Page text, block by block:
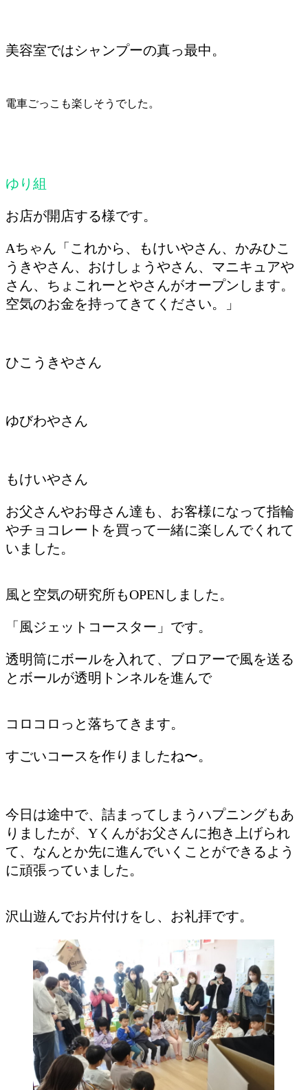
美容室ではシャンプーの真っ最中。
電車ごっこも楽しそうでした。
ゆり組
お店が開店する様です。
Aちゃん「これから、もけいやさん、かみひこ
うきやさん、おけしょうやさん、マニキュアや
さん、ちょこれーとやさんがオープンします。
空気のお金を持ってきてください。」
ひこうきやさん
ゆびわやさん
もけいやさん
お父さんやお母さん達も、お客様になって指輪
やチョコレートを買って一緒に楽しんでくれて
いました。
風と空気の研究所もOPENしました。
「風ジェットコースター」です。
透明筒にボールを入れて、ブロアーで風を送る
とボールが透明トンネルを進んで
コロコロっと落ちてきます。
すごいコースを作りましたね〜。
今日は途中で、詰まってしまうハプニングもあ
りましたが、Yくんがお父さんに抱き上げられ
て、なんとか先に進んでいくことができるよう
に頑張っていました。
沢山遊んでお片付けをし、お礼拝です。